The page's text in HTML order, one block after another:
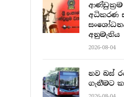
ආණ්ඩුක්‍රම
අධිකරණ
අනුමැතිය
2026-08-04
නව බස්
ගැනීමට